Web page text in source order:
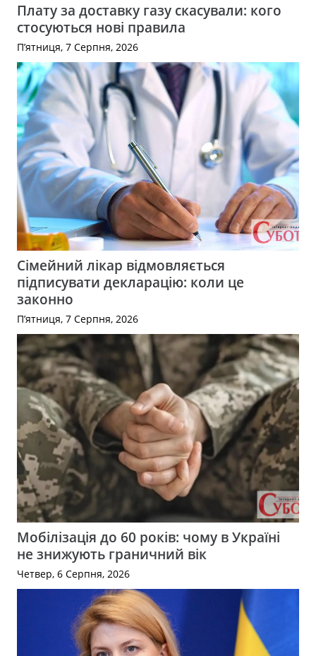
Плату за доставку газу скасували: кого
стосуються нові правила
П’ятниця, 7 Серпня, 2026
Сімейний лікар відмовляється
підписувати декларацію: коли це
законно
П’ятниця, 7 Серпня, 2026
Мобілізація до 60 років: чому в Україні
не знижують граничний вік
Четвер, 6 Серпня, 2026